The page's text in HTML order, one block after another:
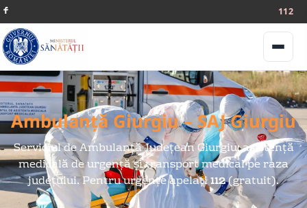
112
Meniu
Ambulanță Giurgiu – SAJ Giurgiu
Serviciul de Ambulanță Județean Giurgiu: asistență
medicală de urgență și transport medical pe raza
județului. Pentru urgențe apelați112(gratuit).